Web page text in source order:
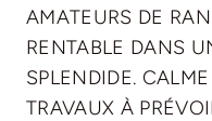
AMATEURS DE
RENTABLE DANS
SPLENDIDE.
TRAVAUX À